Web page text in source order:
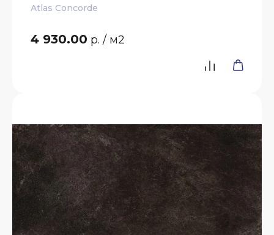
Atlas Concorde
4 930.00 р. / м2